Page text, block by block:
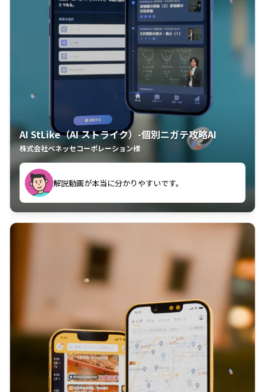
AI StLike（AI ストライク）-個別ニガテ攻略AI
株式会社ベネッセコーポレーション様
古文漢文を主に使わせていただいているが、復習する
のに非常に役立っている。
解説動画が本当に分かりやすいです。